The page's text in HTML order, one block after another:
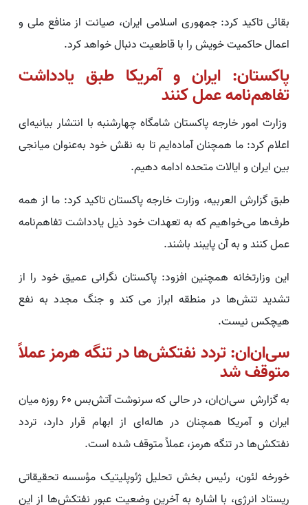
بقائی تاکید کرد: جمهوری اسلامی ایران، صیانت از منافع ملی و
اعمال حاکمیت خویش را با قاطعیت دنبال خواهد کرد.
پاکستان: ایران و آمریکا طبق یادداشت
تفاهم‌نامه عمل کنند
وزارت امور خارجه پاکستان شامگاه چهارشنبه با انتشار بیانیه‌ای
اعلام کرد: ما همچنان آماده‌ایم تا به نقش خود به‌عنوان میانجی
بین ایران و ایالات متحده ادامه دهیم.
طبق گزارش العربیه، وزارت خارجه پاکستان تاکید کرد: ما از همه
طرف‌ها می‌خواهیم که به تعهدات خود ذیل یادداشت تفاهم‌نامه
عمل کنند و به آن پایبند باشند.
این وزارتخانه همچنین افزود: پاکستان نگرانی عمیق خود را از
تشدید تنش‌ها در منطقه ابراز می کند و جنگ مجدد به نفع
هیچکس نیست.
سی‌ان‌ان: تردد نفتکش‌ها در تنگه هرمز عملاً
متوقف شد
به گزارش سی‌ان‌ان، در حالی که سرنوشت آتش‌بس ۶۰ روزه میان
ایران و آمریکا همچنان در هاله‌ای از ابهام قرار دارد، تردد
نفتکش‌ها در تنگه هرمز، عملاً متوقف شده است.
خورخه لئون، رئیس بخش تحلیل ژئوپلیتیک مؤسسه تحقیقاتی
ریستاد انرژی، با اشاره به آخرین وضعیت عبور نفتکش‌ها از این